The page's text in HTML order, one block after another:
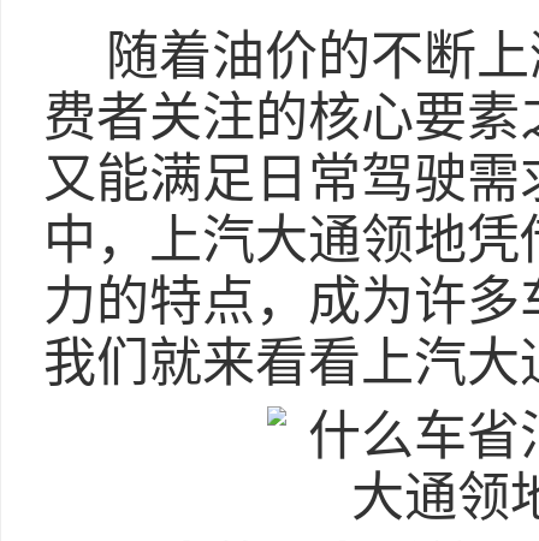
随着油价的不断
费者关注的核心要
又能满足日常驾驶
中，上汽大通领地
力的特点，成为许
我们就来看看上汽